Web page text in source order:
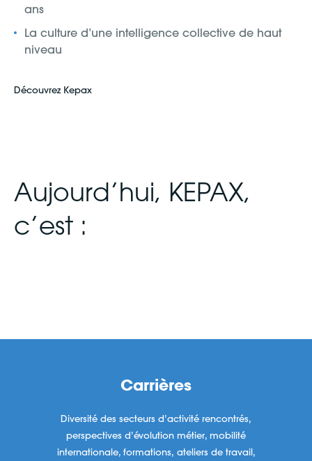
ans
La culture d’une intelligence collective de haut
niveau
Découvrez Kepax
Aujourd’hui, KEPAX,
c’est :
Carrières
Diversité des secteurs d’activité rencontrés,
perspectives d’évolution métier, mobilité
internationale, formations, ateliers de travail,